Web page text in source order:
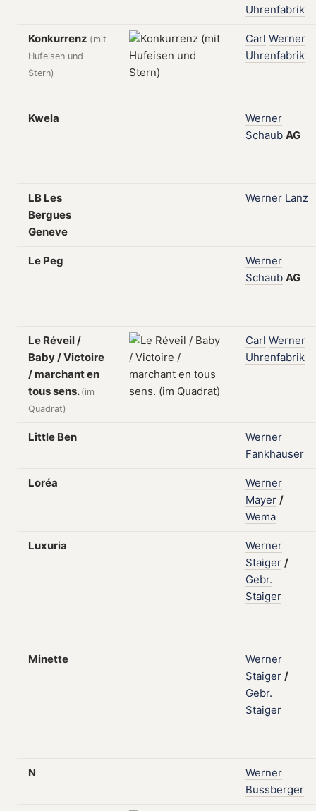
Uhrenfabrik
Konkurrenz (mit
Hufeisen und
Stern)
Carl Werner
Uhrenfabrik
Kwela
Werner
Schaub AG
LB Les
Bergues
Geneve
Werner Lanz
Le Peg
Werner
Schaub AG
Le Réveil /
Baby / Victoire
/ marchant en
tous sens. (im
Quadrat)
Carl Werner
Uhrenfabrik
Little Ben
Werner
Fankhauser
Loréa
Werner
Mayer /
Wema
Luxuria
Werner
Staiger /
Gebr.
Staiger
Minette
Werner
Staiger /
Gebr.
Staiger
N
Werner
Bussberger